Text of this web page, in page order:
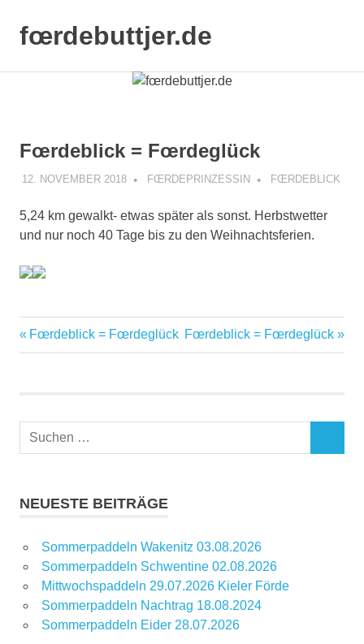
Inhalt
springen
fœrdebuttjer.de
Fœrdeblick = Fœrdeglück
12. NOVEMBER 2018 FŒRDEPRINZESSIN FŒRDEBLICK
5,24 km gewalkt- etwas später als sonst. Herbstwetter
und nur noch 40 Tage bis zu den Weihnachtsferien.
Beitragsnavigation
Vorheriger
Beitrag:
Fœrdeblick = Fœrdeglück Nächster
Beitrag:
Fœrdeblick = Fœrdeglück
Suchen
NEUESTE BEITRÄGE
Sommerpaddeln Wakenitz 03.08.2026
Sommerpaddeln Schwentine 02.08.2026
Mittwochspaddeln 29.07.2026 Kieler Förde
Sommerpaddeln Nachtrag 18.08.2024
Sommerpaddeln Eider 28.07.2026